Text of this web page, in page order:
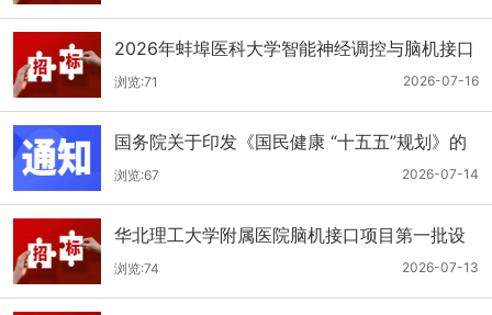
业管理服务采购项目招标公告
2026年蚌埠医科大学智能神经调控与脑机接口
实验室设备采购项目公开招标公告
2026-07-16
浏览:71
国务院关于印发《国民健康 “十五五”规划》的
通知
2026-07-14
浏览:67
华北理工大学附属医院脑机接口项目第一批设
备项目(二次）公开招标公告
2026-07-13
浏览:74